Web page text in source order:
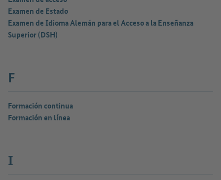
Examen de Estado
Examen de Idioma Alemán para el Acceso a la Enseñanza
Superior (DSH)
F
Formación continua
Formación en línea
I